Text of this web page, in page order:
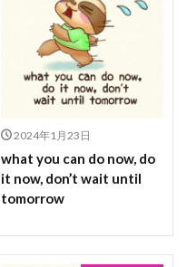
2024年1月23日
what you can do now, do
it now, don’t wait until
tomorrow